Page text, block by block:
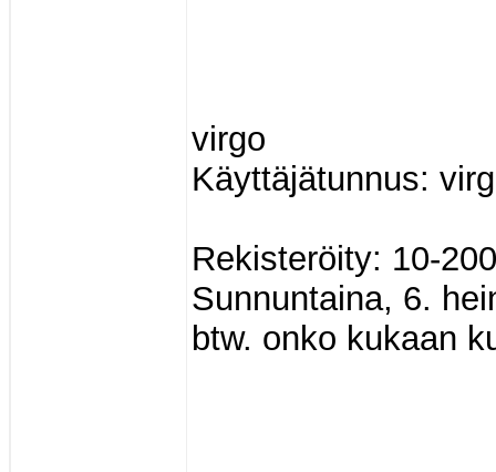
virgo
Käyttäjätunnus:
Rekisteröity: 10-
Sunnuntaina, 6.
btw. onko kukaan